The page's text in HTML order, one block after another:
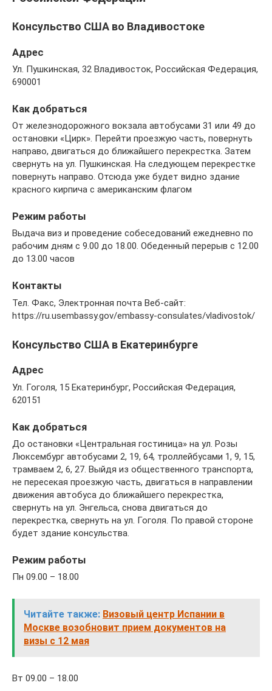
Консульство США во Владивостоке
Адрес
Ул. Пушкинская, 32 Владивосток, Российская Федерация,
690001
Как добраться
От железнодорожного вокзала автобусами 31 или 49 до
остановки «Цирк». Перейти проезжую часть, повернуть
направо, двигаться до ближайшего перекрестка. Затем
свернуть на ул. Пушкинская. На следующем перекрестке
повернуть направо. Отсюда уже будет видно здание
красного кирпича с американским флагом
Режим работы
Выдача виз и проведение собеседований ежедневно по
рабочим дням с 9.00 до 18.00. Обеденный перерыв с 12.00
до 13.00 часов
Контакты
Тел. Факс, Электронная почта Веб-сайт:
https://ru.usembassy.gov/embassy-consulates/vladivostok/
Консульство США в Екатеринбурге
Адрес
Ул. Гоголя, 15 Екатеринбург, Российская Федерация,
620151
Как добраться
До остановки «Центральная гостиница» на ул. Розы
Люксембург автобусами 2, 19, 64, троллейбусами 1, 9, 15,
трамваем 2, 6, 27. Выйдя из общественного транспорта,
не пересекая проезжую часть, двигаться в направлении
движения автобуса до ближайшего перекрестка,
свернуть на ул. Энгельса, снова двигаться до
перекрестка, свернуть на ул. Гоголя. По правой стороне
будет здание консульства.
Режим работы
Пн 09.00 – 18.00
Читайте также: Визовый центр Испании в
Москве возобновит прием документов на
визы с 12 мая
Вт 09.00 – 18.00